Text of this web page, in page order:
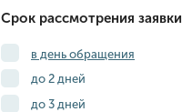
Срок рассмотрения заявки
в день обращения
до 2 дней
до 3 дней